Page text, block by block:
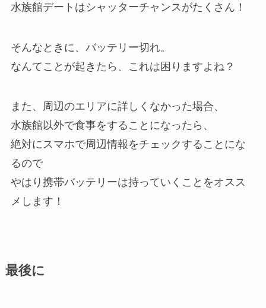
水族館デートはシャッターチャンスがたくさん！
そんなときに、バッテリー切れ。
なんてことが起きたら、これは困りますよね？
また、周辺のエリアに詳しくなかった場合、
水族館以外で食事をすることになったら、
絶対にスマホで周辺情報をチェックすることにな
るので
やはり携帯バッテリーは持っていくことをオスス
メします！
最後に